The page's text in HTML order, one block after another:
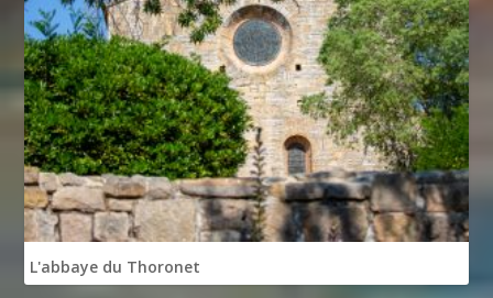
L'abbaye du Thoronet